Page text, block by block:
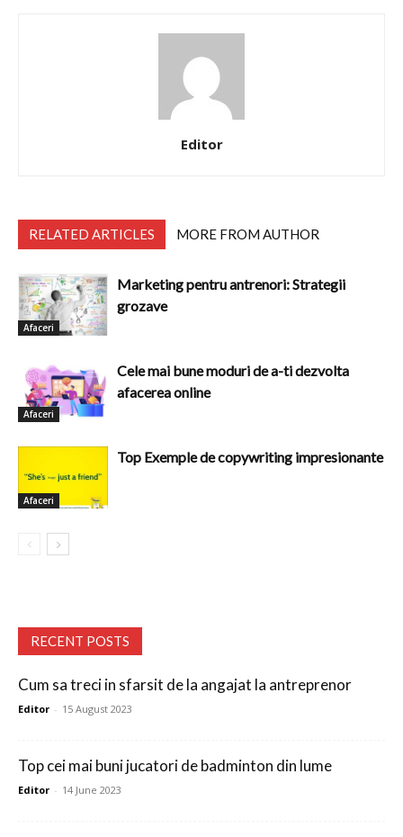
Editor
RELATED ARTICLES MORE FROM AUTHOR
Afaceri
Marketing pentru antrenori: Strategii
grozave
Afaceri
Cele mai bune moduri de a-ti dezvolta
afacerea online
Afaceri
Top Exemple de copywriting impresionante
RECENT POSTS
Cum sa treci in sfarsit de la angajat la antreprenor
Editor - 15 August 2023
Top cei mai buni jucatori de badminton din lume
Editor - 14 June 2023